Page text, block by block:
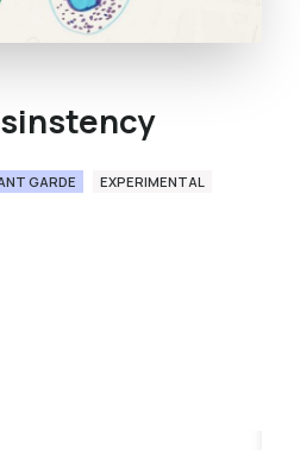
GARDE EXPERIMENTAL